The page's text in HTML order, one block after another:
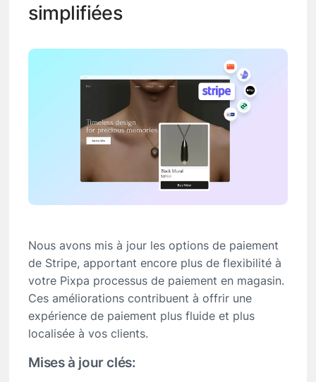
simplifiées
Nous avons mis à jour les options de paiement
de Stripe, apportant encore plus de flexibilité à
votre Pixpa processus de paiement en magasin.
Ces améliorations contribuent à offrir une
expérience de paiement plus fluide et plus
localisée à vos clients.
Mises à jour clés: